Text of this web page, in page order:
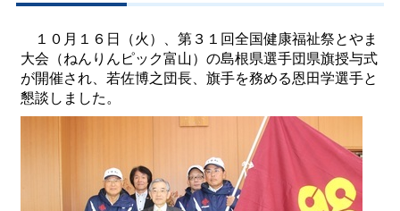
１０月１６日（火）、第３１回全国健康福祉祭とやま
大会（ねんりんピック富山）の島根県選手団県旗授与式
が開催され、若佐博之団長、旗手を務める恩田学選手と
懇談しました。